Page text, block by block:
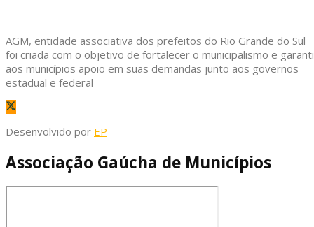
AGM, entidade associativa dos prefeitos do Rio Grande do Sul
foi criada com o objetivo de fortalecer o municipalismo e
aos municípios apoio em suas demandas junto aos governos
estadual e federal
Desenvolvido por EP
Associação Gaúcha de Municípios